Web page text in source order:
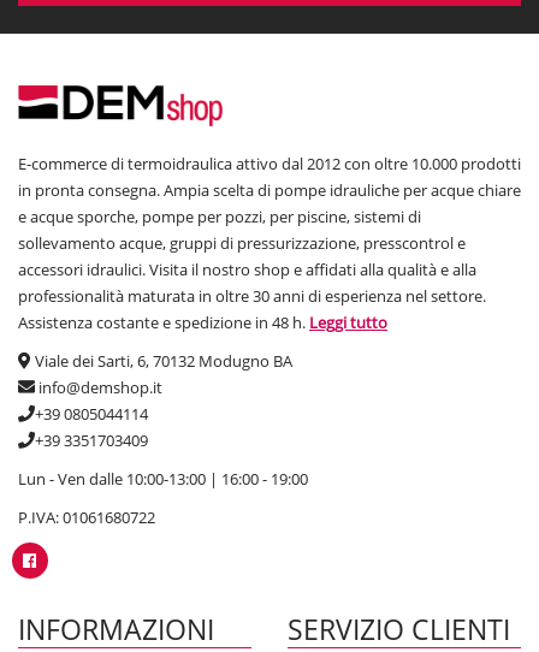
E-commerce di termoidraulica attivo dal 2012 con oltre 10.000 prodotti
in pronta consegna. Ampia scelta di pompe idrauliche per acque chiare
e acque sporche, pompe per pozzi, per piscine, sistemi di
sollevamento acque, gruppi di pressurizzazione, presscontrol e
accessori idraulici. Visita il nostro shop e affidati alla qualità e alla
professionalità maturata in oltre 30 anni di esperienza nel settore.
Assistenza costante e spedizione in 48 h. Leggi tutto
Viale dei Sarti, 6, 70132 Modugno BA
info@demshop.it
+39 0805044114
+39 3351703409
Lun - Ven dalle 10:00-13:00 | 16:00 - 19:00
P.IVA: 01061680722
INFORMAZIONI SERVIZIO CLIENTI